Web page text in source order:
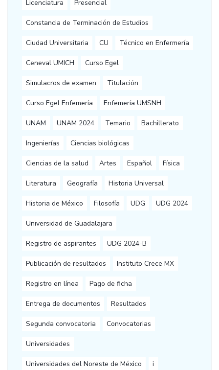
Licenciatura Presencial
Constancia de Terminación de Estudios
Ciudad Universitaria CU Técnico en Enfermería
Ceneval UMICH Curso Egel
Simulacros de examen Titulación
Curso Egel Enfemería Enfemería UMSNH
UNAM UNAM 2024 Temario Bachillerato
Ingenierías Ciencias biológicas
Ciencias de la salud Artes Español Física
Literatura Geografía Historia Universal
Historia de México Filosofía UDG UDG 2024
Universidad de Guadalajara
Registro de aspirantes UDG 2024-B
Publicación de resultados Instituto Crece MX
Registro en línea Pago de ficha
Entrega de documentos Resultados
Segunda convocatoria Convocatorias
Universidades
Universidades del Noreste de México i